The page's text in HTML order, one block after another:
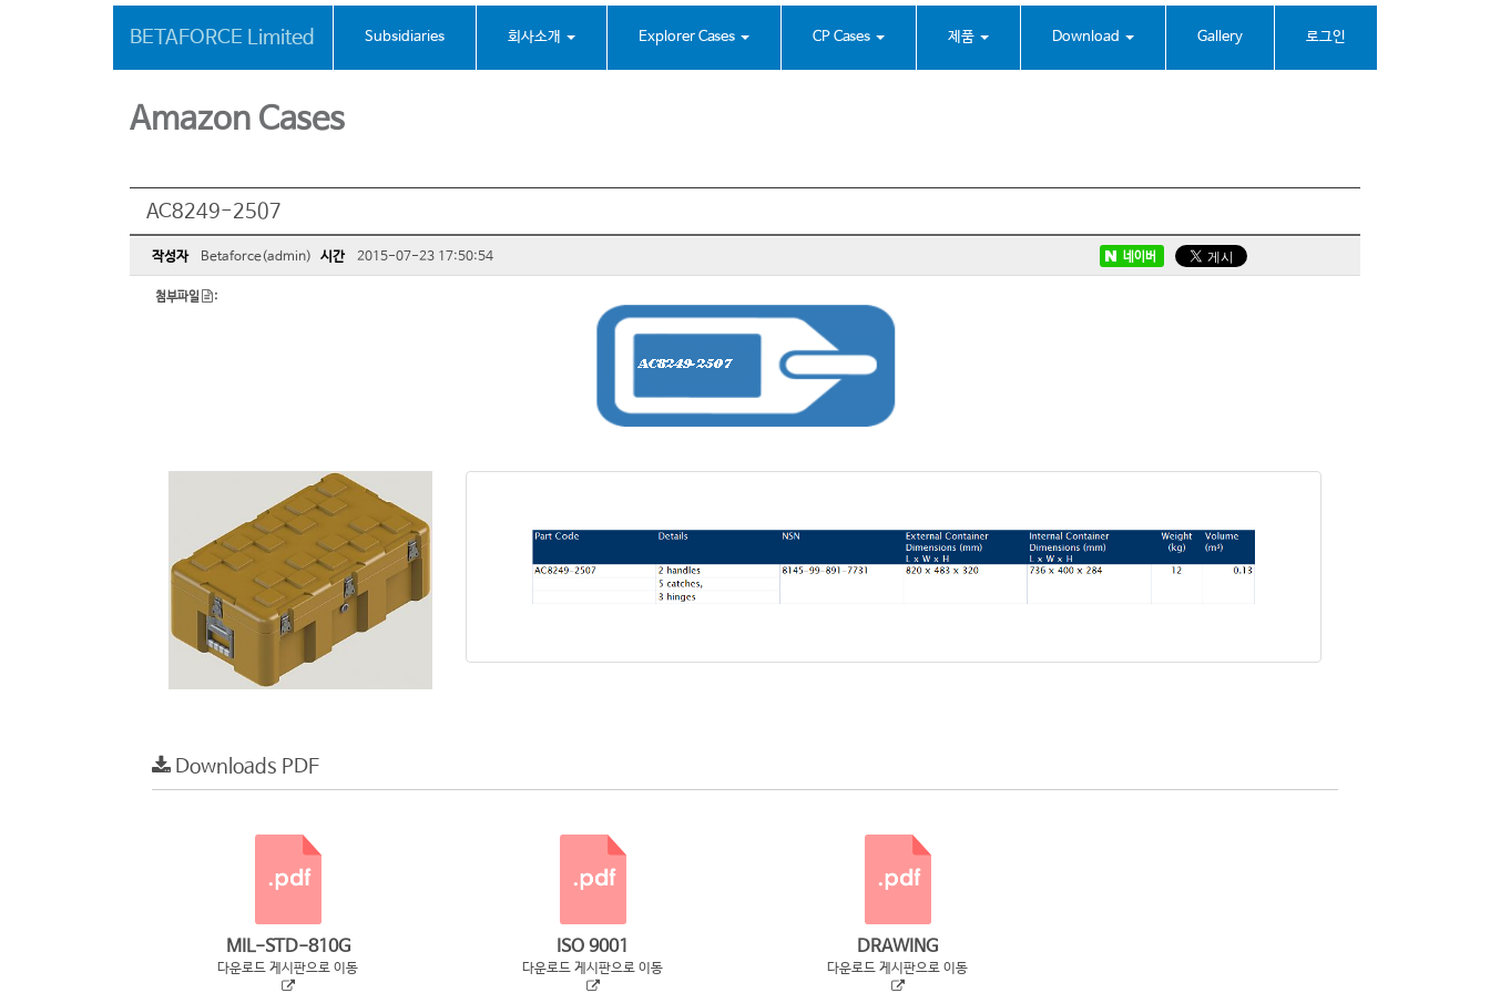
BETAFORCE Limited Subsidiaries 회사소개 Explorer Cases CP Cases 제품 Download Gallery 로그인
Amazon Cases
AC8249-2507
작성자 Betaforce(admin) 시간 2015-07-23 17:50:54 네이버
첨부파일 :
Downloads PDF
MIL-STD-810G
다운로드 게시판으로 이동
ISO 9001
다운로드 게시판으로 이동
DRAWING
다운로드 게시판으로 이동